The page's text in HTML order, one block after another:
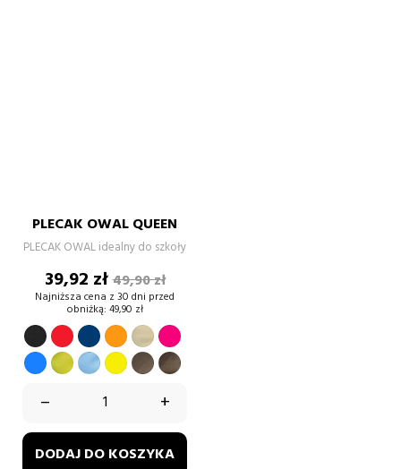
PLECAK OWAL QUEEN
PLECAK OWAL idealny do szkoły
Cena
39,92 złCena
podstawowa
49,90 zł
Najniższa cena z 30 dni przed
obniżką: 49,90 zł
CZARNYCZERWONY
GRANATOWY
POMARAŃCZOWY
BEŻOWY
fuksja
NiebieskineonowybłękitnyŻółtyjasnyciemny
– +
DODAJ DO KOSZYKA